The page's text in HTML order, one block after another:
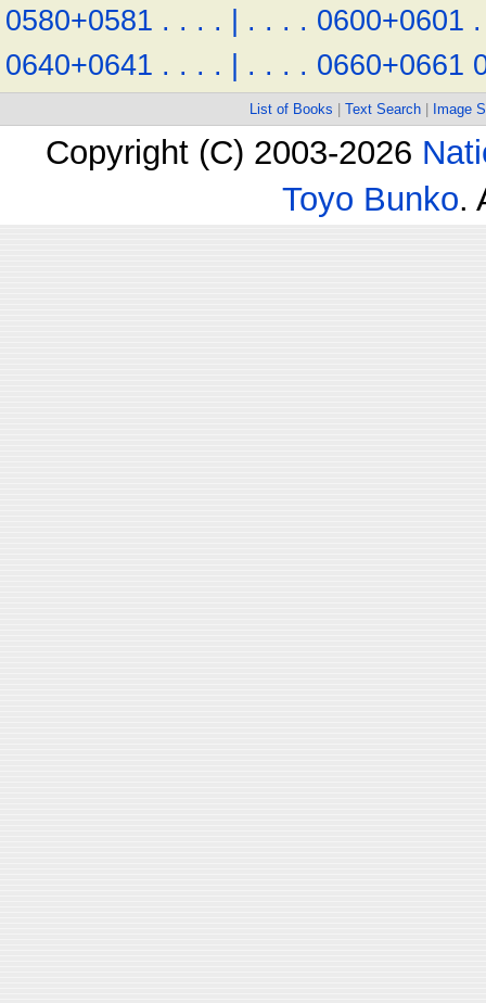
0580+0581 . . . . | . . . . 0600+0601 .
0640+0641 . . . . | . . . . 0660+0661
List of Books Text Search Image
Copyright (C) 2003-2026
Toyo Bunko.